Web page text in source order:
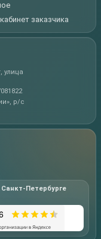
заказчика
улица
р/с
Петербурге